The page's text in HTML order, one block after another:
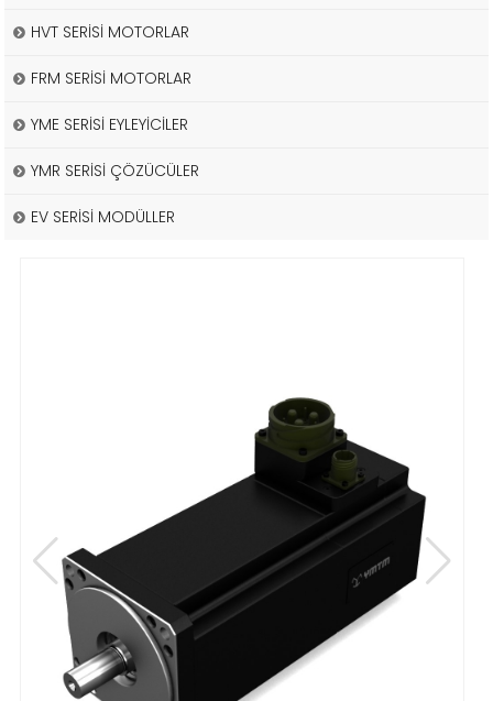
HVT SERİSİ MOTORLAR
FRM SERİSİ MOTORLAR
YME SERİSİ EYLEYİCİLER
YMR SERİSİ ÇÖZÜCÜLER
EV SERİSİ MODÜLLER